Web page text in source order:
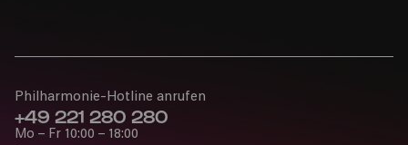
Philharmonie-Hotline anrufen
+49 221 280 280
Mo – Fr 10:00 – 18:00